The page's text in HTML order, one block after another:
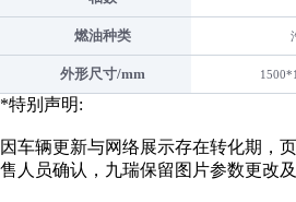
燃油种类
外形尺寸/mm
*特别声明:
因车辆更新与网络展示存在转化期，
售人员确认，九瑞保留图片参数更改及